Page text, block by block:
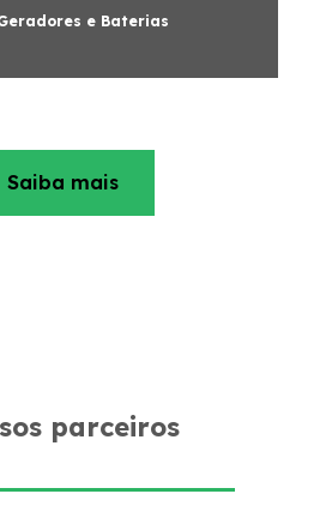
e Baterias
Saiba mais
parceiros